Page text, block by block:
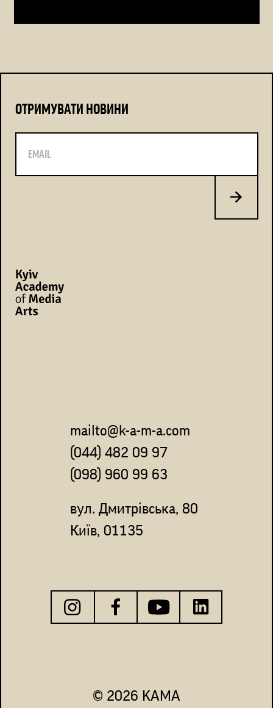
ОТРИМУВАТИ НОВИНИ
mailto@k-a-m-a.com
(044) 482 09 97
(098) 960 99 63
вул. Дмитрівська, 80
Київ, 01135
© 2026 KAMA